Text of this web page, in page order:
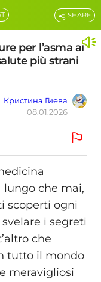
per l’asma ai
più strani
Кристина Гиева
08.01.2026
SHARE
lungo che mai,
scoperti ogni
i segreti
che
tutto il mondo
meravigliosi